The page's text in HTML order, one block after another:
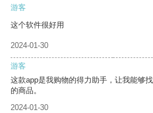
游客
这个软件很好用
2024-01-30
游客
这款app是我购物的得力助手，让我能够
的商品。
2024-01-30